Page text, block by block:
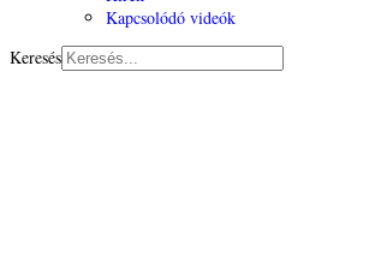
Kapcsolódó videók
Keresés